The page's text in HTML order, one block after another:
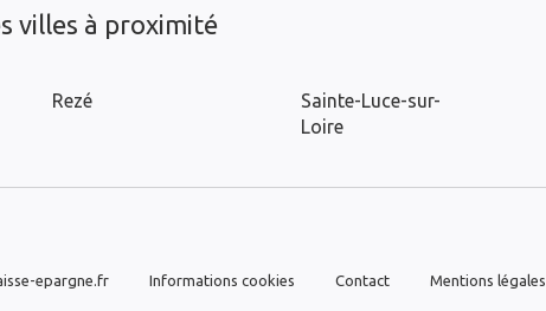
villes à proximité
Rezé
Sainte-Luce-sur-
Loire
epargne.fr Informations cookies Contact Mentions légales